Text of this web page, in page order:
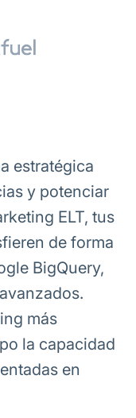
estratégica
y potenciar
ELT, tus
de forma
BigQuery,
más
la capacidad
en